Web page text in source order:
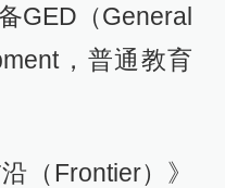
GED（General
，普通教育
（Frontier）》